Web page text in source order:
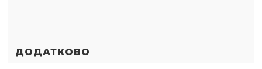
ДОДАТКОВО